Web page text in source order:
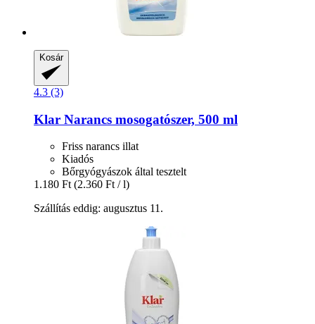
Kosár
4.3 (3)
Klar Narancs mosogatószer, 500 ml
Friss narancs illat
Kiadós
Bőrgyógyászok által tesztelt
1.180 Ft (2.360 Ft / l)
Szállítás eddig: augusztus 11.